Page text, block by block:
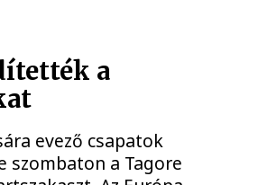
a
evező csapatok
szombaton a Tagore